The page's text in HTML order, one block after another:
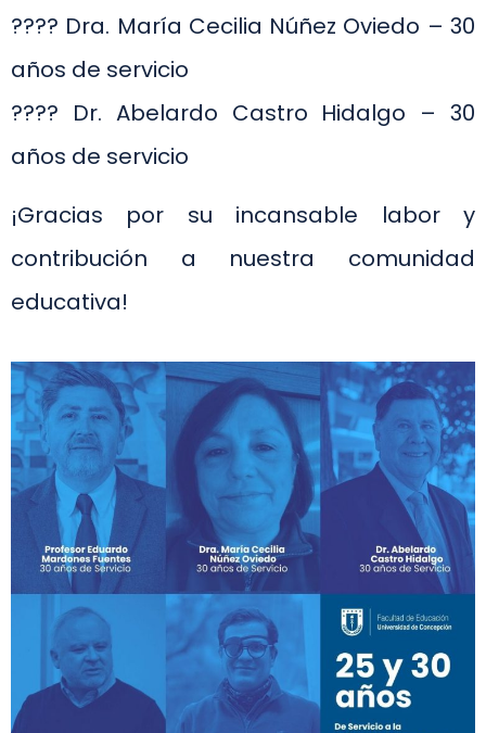
???? Dra. María Cecilia Núñez Oviedo – 30
años de servicio
???? Dr. Abelardo Castro Hidalgo – 30
años de servicio
¡Gracias por su incansable labor y
contribución a nuestra comunidad
educativa!